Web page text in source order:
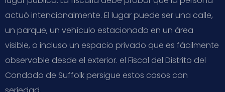
actuó intencionalmente. El lugar puede ser una calle,
un parque, un vehículo estacionado en un área
visible, o incluso un espacio privado que es fácilmente
observable desde el exterior. el Fiscal del Distrito del
Condado de Suffolk persigue estos casos con